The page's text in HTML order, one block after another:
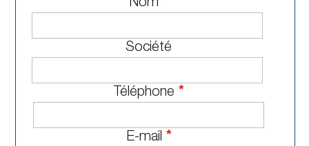
Nom *
Société
Téléphone *
E-mail *